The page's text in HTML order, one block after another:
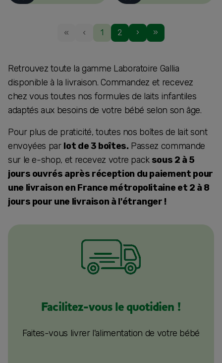
« ‹ 1 2 › »
Retrouvez toute la gamme Laboratoire Gallia
disponible à la livraison. Commandez et recevez
chez vous toutes nos formules de laits infantiles
adaptés aux besoins de votre bébé selon son âge.
Pour plus de praticité, toutes nos boîtes de lait sont
envoyées par lot de 3 boîtes. Passez commande
sur le e-shop, et recevez votre pack sous 2 à 5
jours ouvrés après réception du paiement pour
une livraison en France métropolitaine et 2 à 8
jours pour une livraison à l'étranger !
Facilitez-vous le quotidien !
Faites-vous livrer l'alimentation de votre bébé